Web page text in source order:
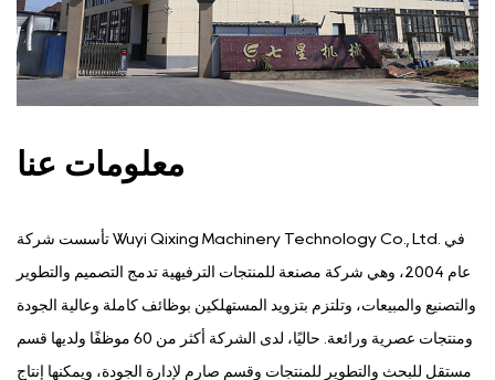
معلومات عنا
تأسست شركة Wuyi Qixing Machinery Technology Co., Ltd. في
عام 2004، وهي شركة مصنعة للمنتجات الترفيهية تدمج التصميم والتطوير
والتصنيع والمبيعات، وتلتزم بتزويد المستهلكين بوظائف كاملة وعالية الجودة
ومنتجات عصرية ورائعة. حاليًا، لدى الشركة أكثر من 60 موظفًا ولديها قسم
مستقل للبحث والتطوير للمنتجات وقسم صارم لإدارة الجودة، ويمكنها إنتاج